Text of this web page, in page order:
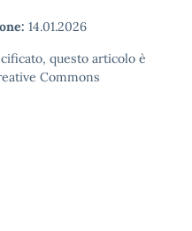
14.01.2026
questo articolo è
Commons